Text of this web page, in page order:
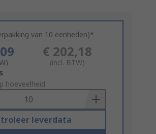
van 10 eenheden)*
€ 202,18
(incl. BTW)
hoeveelheid
leverdata